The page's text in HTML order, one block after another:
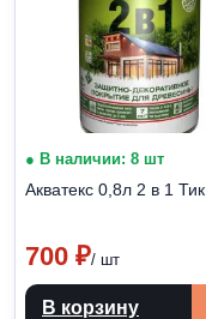
● В наличии: 8 шт
Акватекс 0,8л 2 в 1 Тик
700 ₽/ шт
В корзину